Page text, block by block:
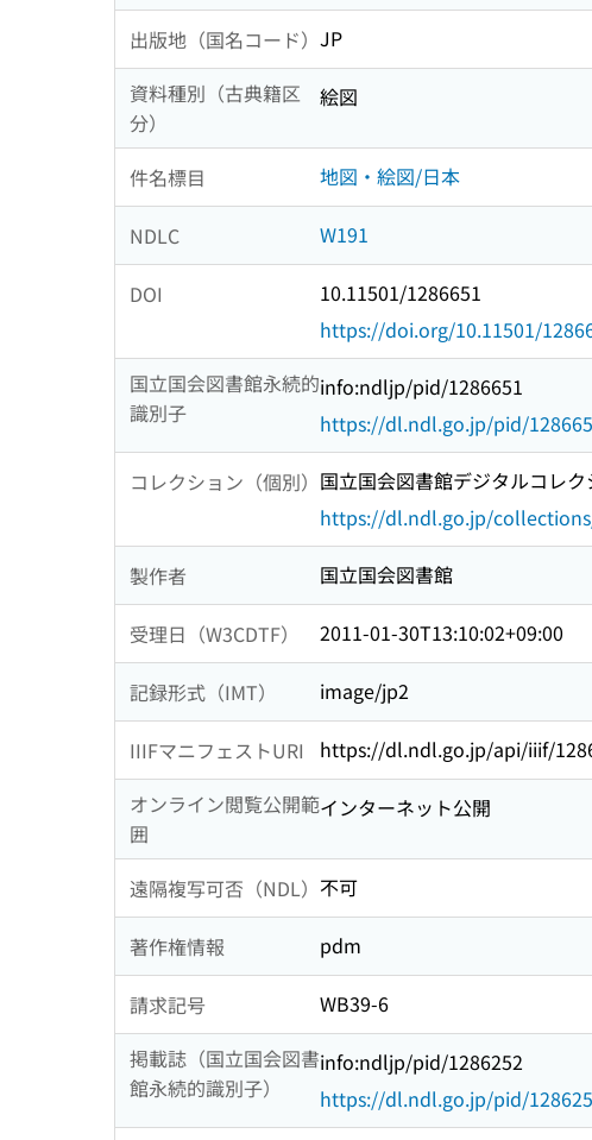
出版地（国名コード） JP
資料種別（古典籍区
分）
絵図
件名標目 地図・絵図/日本
NDLC W191
DOI
10.11501/1286651
https://doi.org/10.11501/
国立国会図書館永続的
識別子
info:ndljp/pid/1286651
https://dl.ndl.go.jp/pid/
コレクション（個別） 国立国会図書館デジタルコレ
https://dl.ndl.go.jp/
製作者 国立国会図書館
受理日（W3CDTF） 2011-01-30T13:10:02+09:00
記録形式（IMT） image/jp2
IIIFマニフェストURI
https://dl.ndl.go.jp/api/iiif/
オンライン閲覧公開範
囲
インターネット公開
遠隔複写可否（NDL） 不可
著作権情報 pdm
請求記号
WB39-6
掲載誌（国立国会図書
館永続的識別子）
info:ndljp/pid/1286252
https://dl.ndl.go.jp/pid/